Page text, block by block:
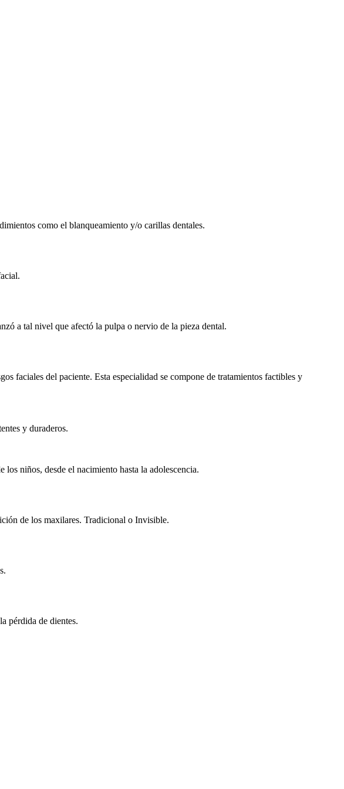
como el blanqueamiento y/o carillas dentales.
a tal nivel que afectó la pulpa o nervio de la pieza dental.
faciales del paciente. Esta especialidad se compone de tratamientos factibles y
y duraderos.
niños, desde el nacimiento hasta la adolescencia.
de los maxilares. Tradicional o Invisible.
pérdida de dientes.